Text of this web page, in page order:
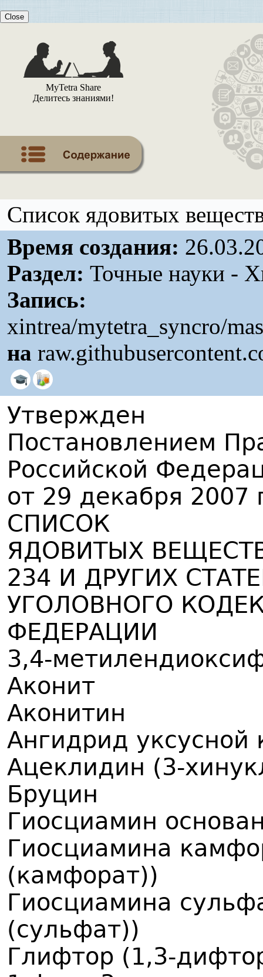
Close
MyTetra Share
Делитесь знаниями!
Список ядовитых
Время создания:
Раздел: Точные науки -
Запись:
xintrea/mytetra_syncro/
на
Утвержден
Постановлением
Российской
от 29 декабря 2007
СПИСОК
ЯДОВИТЫХ
234 И ДРУГИХ
УГОЛОВНОГО
ФЕДЕРАЦИИ
3,4-
Аконит
Аконитин
Ангидрид уксусной
Ацеклидин (3-
Бруцин
Гиосциамин
Гиосциамина
(камфорат))
Гиосциамина
(сульфат))
Глифтор (1,3-